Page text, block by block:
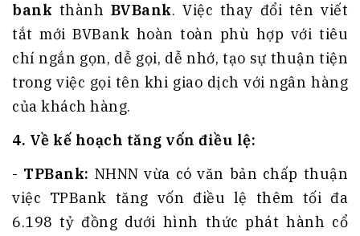
bank thành BVBank. Việc thay đổi tên viết
tắt mới BVBank hoàn toàn phù hợp với tiêu
chí ngắn gọn, dễ gọi, dễ nhớ, tạo sự thuận tiện
trong việc gọi tên khi giao dịch với ngân hàng
của khách hàng.
4. Về kế hoạch tăng vốn điều lệ:
- TPBank: NHNN vừa có văn bản chấp thuận
việc TPBank tăng vốn điều lệ thêm tối đa
6.198 tỷ đồng dưới hình thức phát hành cổ